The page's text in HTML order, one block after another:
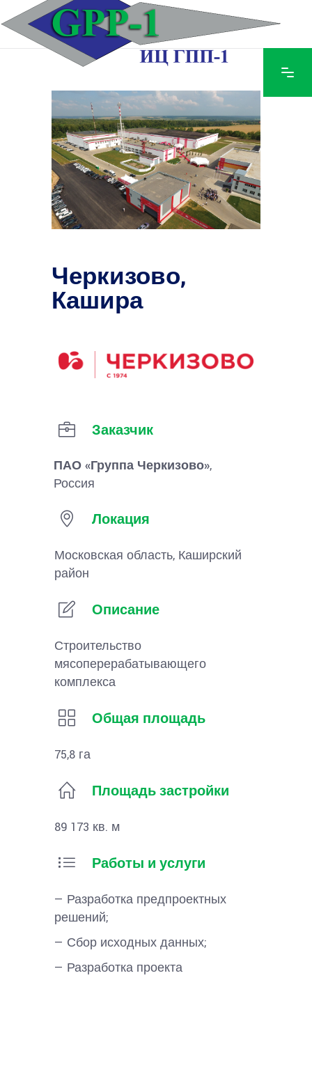
Черкизово,
Кашира
Заказчик
ПАО «Группа Черкизово»,
Россия
Локация
Московская область, Каширский
район
Описание
Строительство
мясоперерабатывающего
комплекса
Общая площадь
75,8 га
Площадь застройки
89 173 кв. м
Работы и услуги
— Разработка предпроектных
решений;
— Сбор исходных данных;
— Разработка проекта